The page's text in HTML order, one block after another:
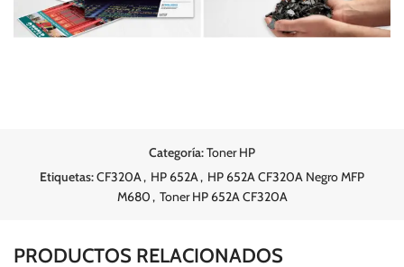
Categoría:Toner HP
Etiquetas:CF320A, HP 652A, HP 652A CF320A Negro MFP
M680, Toner HP 652A CF320A
PRODUCTOS RELACIONADOS